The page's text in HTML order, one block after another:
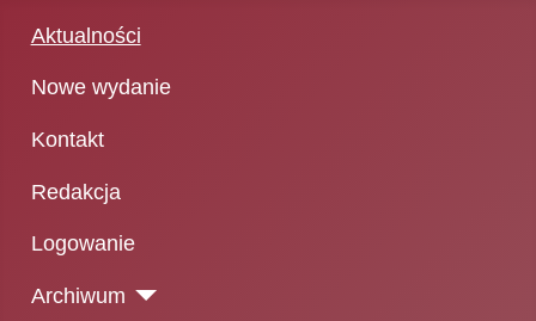
Aktualności
Nowe wydanie
Kontakt
Redakcja
Logowanie
Archiwum